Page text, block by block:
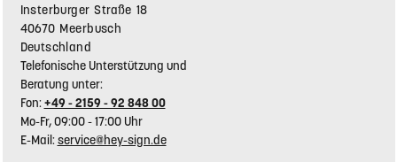
Insterburger Straße 18
40670 Meerbusch
Deutschland
Telefonische Unterstützung und
Beratung unter:
Fon:+49 - 2159 - 92 848 00
Mo-Fr, 09:00 - 17:00 Uhr
E-Mail:service@hey-sign.de